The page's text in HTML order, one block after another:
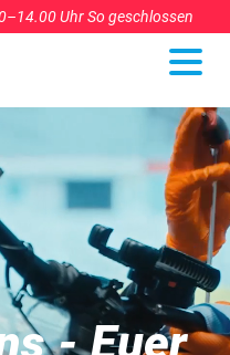
Uhr So geschlossen
- Euer